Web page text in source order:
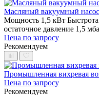
Масляный вакуумный
Мощность 1,5 кВт
остаточное давление 1,5
Цена по запросу
Рекомендуем
Промышленная вихревая
Цена по запросу
Рекомендуем